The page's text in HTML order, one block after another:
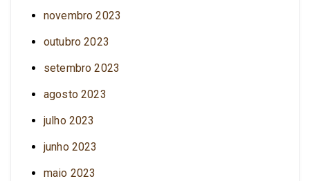
novembro 2023
outubro 2023
setembro 2023
agosto 2023
julho 2023
junho 2023
maio 2023